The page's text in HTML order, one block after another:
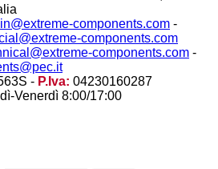
components.com -
components.com
components.com -
- P.Iva: 04230160287
Venerdì 8:00/17:00